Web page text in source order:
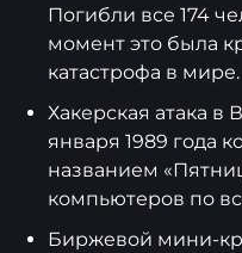
Погибли все 174
момент это была
катастрофа в мире.
Хакерская атака в
января 1989 года
названием
компьютеров по
Биржевой мини-